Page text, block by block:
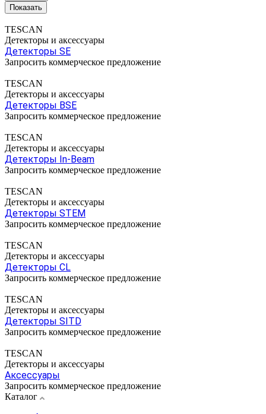
TESCAN
Детекторы и аксессуары
Детекторы SE
Запросить коммерческое предложение
TESCAN
Детекторы и аксессуары
Детекторы BSE
Запросить коммерческое предложение
TESCAN
Детекторы и аксессуары
Детекторы In-Beam
Запросить коммерческое предложение
TESCAN
Детекторы и аксессуары
Детекторы STEM
Запросить коммерческое предложение
TESCAN
Детекторы и аксессуары
Детекторы CL
Запросить коммерческое предложение
TESCAN
Детекторы и аксессуары
Детекторы SITD
Запросить коммерческое предложение
TESCAN
Детекторы и аксессуары
Аксессуары
Запросить коммерческое предложение
Каталог